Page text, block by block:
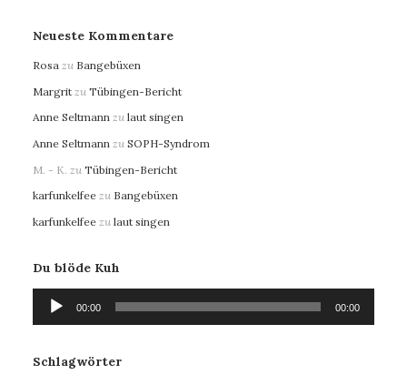
Neueste Kommentare
Rosa zu Bangebüxen
Margrit zu Tübingen-Bericht
Anne Seltmann zu laut singen
Anne Seltmann zu SOPH-Syndrom
M. - K. zu Tübingen-Bericht
karfunkelfee zu Bangebüxen
karfunkelfee zu laut singen
Du blöde Kuh
Audio-
Player
00:00 00:00
Schlagwörter